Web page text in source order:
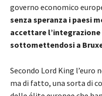
governo economico
senza speranza i paesi
accettare
sottomettendosi a
Secondo Lord King l’euro
ma di fatto, una sorta di